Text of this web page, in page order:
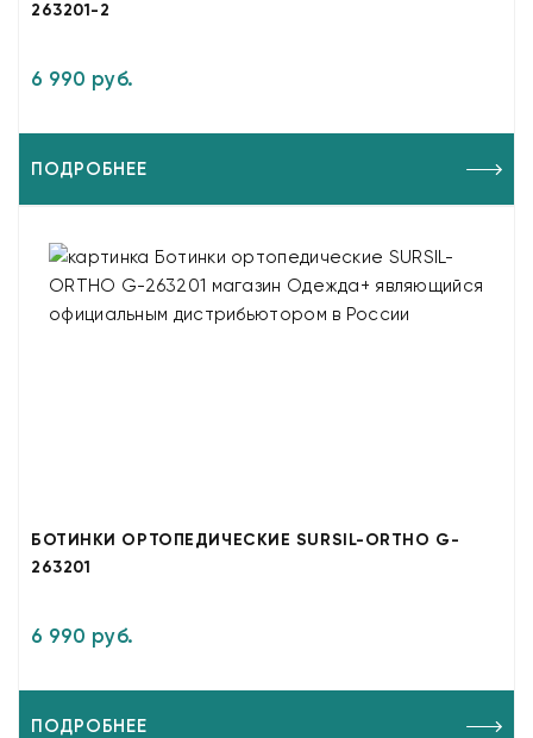
263201-2
6 990 руб.
ПОДРОБНЕЕ
БОТИНКИ ОРТОПЕДИЧЕСКИЕ SURSIL-ORTHO G-
263201
6 990 руб.
ПОДРОБНЕЕ